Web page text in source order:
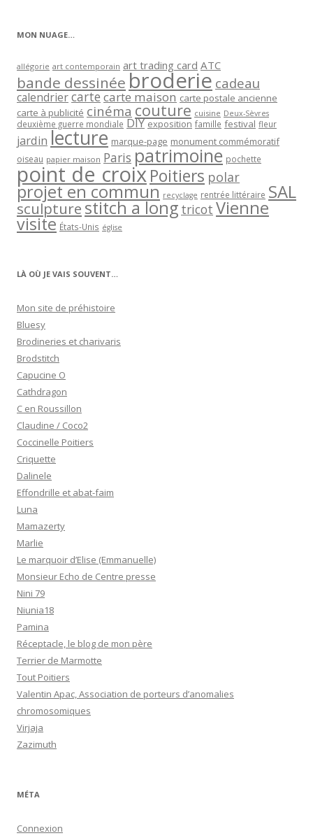
MON NUAGE…
allégorie art contemporain art trading card ATC
bande dessinée broderie cadeau
calendriercartecarte maison carte postale ancienne
carte à publicité cinéma couture cuisine Deux-Sèvres
deuxième guerre mondiale DIY exposition famille festival fleur
jardin lecture marque-page monument commémoratif
oiseau papier maison Paris patrimoine pochette
point de croixPoitiers polar
projet en commun recyclage rentrée littéraire SAL
sculpturestitch a long tricot Vienne
visite États-Unis église
LÀ OÙ JE VAIS SOUVENT…
Mon site de préhistoire
Bluesy
Brodineries et charivaris
Brodstitch
Capucine O
Cathdragon
C en Roussillon
Claudine / Coco2
Coccinelle Poitiers
Criquette
Dalinele
Effondrille et abat-faim
Luna
Mamazerty
Marlie
Le marquoir d’Elise (Emmanuelle)
Monsieur Echo de Centre presse
Nini 79
Niunia18
Pamina
Réceptacle, le blog de mon père
Terrier de Marmotte
Tout Poitiers
Valentin Apac, Association de porteurs d’anomalies
chromosomiques
Virjaja
Zazimuth
MÉTA
Connexion